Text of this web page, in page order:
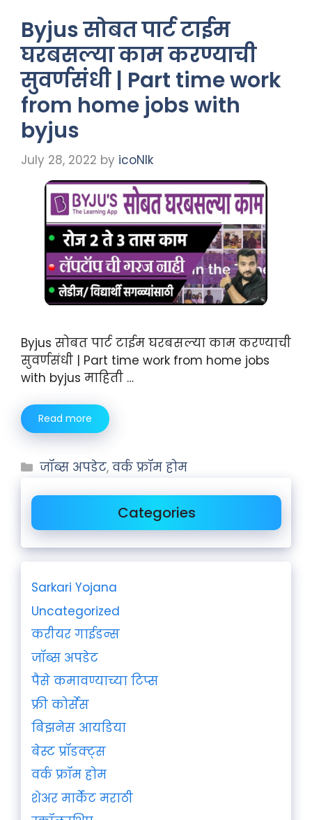
Byjus सोबत पार्ट टाईम
घरबसल्या काम करण्याची
सुवर्णसंधी | Part time work
from home jobs with
byjus
July 28, 2022 by icoNIk
Byjus सोबत पार्ट टाईम घरबसल्या काम करण्याची
सुवर्णसंधी | Part time work from home jobs
with byjus माहिती …
Read more
जॉब्स अपडेट,वर्क फ्रॉम होम
Categories
Sarkari Yojana
Uncategorized
करीयर गाईडन्स
जॉब्स अपडेट
पैसे कमावण्याच्या टिप्स
फ्री कोर्सेस
बिझनेस आयडिया
बेस्ट प्रॉडक्ट्स
वर्क फ्रॉम होम
शेअर मार्केट मराठी